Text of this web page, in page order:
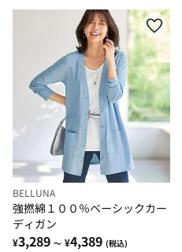
BELLUNA
強撚綿１００％ベーシックカー
ディガン
¥3,289 ～ ¥4,389 (税込)